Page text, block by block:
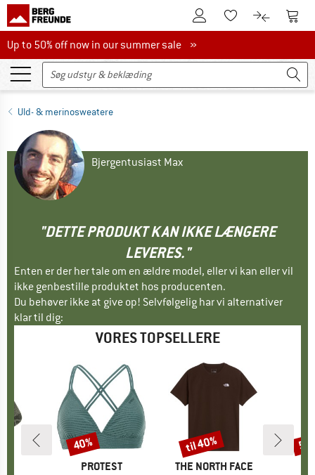
Til kundekontoenTil huskesedlen.
Til Til
Up to 50% off now in our summer sale
Up to 50% off now in our summer sale »
Uld- & merinosweatere
Bjergentusiast Max
"DETTE PRODUKT KAN IKKE LÆNGERE
LEVERES."
Enten er der her tale om en ældre model, eller vi kan eller vil
ikke genbestille produktet hos producenten.
Du behøver ikke at give op! Selvfølgelig har vi alternativer
klar til dig:
VORES TOPSELLERE
MÆRKE
PROTEST
Rabat
40%
MÆRKE
THE NORTH FACE
Rabat
til 40%